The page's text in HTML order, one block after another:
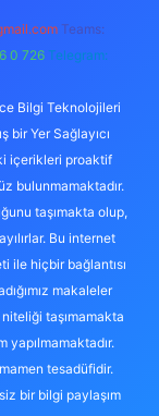
Teams:
0 726 Telegram:
Bilgi Teknolojileri
bir Yer Sağlayıcı
içerikleri proaktif
bulunmamaktadır.
taşımakta olup,
Bu internet
ile hiçbir bağlantısı
makaleler
taşımamakta
yapılmamaktadır.
tesadüfidir.
bir bilgi paylaşım